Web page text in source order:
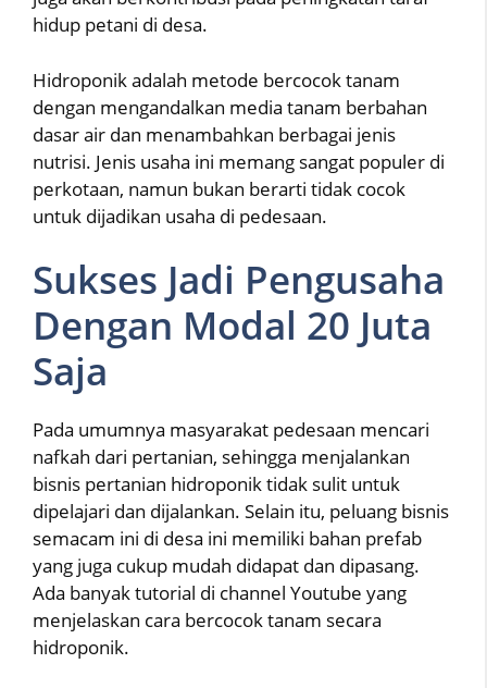
hidup petani di desa.
Hidroponik adalah metode bercocok tanam
dengan mengandalkan media tanam berbahan
dasar air dan menambahkan berbagai jenis
nutrisi. Jenis usaha ini memang sangat populer di
perkotaan, namun bukan berarti tidak cocok
untuk dijadikan usaha di pedesaan.
Sukses Jadi Pengusaha
Dengan Modal 20 Juta
Saja
Pada umumnya masyarakat pedesaan mencari
nafkah dari pertanian, sehingga menjalankan
bisnis pertanian hidroponik tidak sulit untuk
dipelajari dan dijalankan. Selain itu, peluang bisnis
semacam ini di desa ini memiliki bahan prefab
yang juga cukup mudah didapat dan dipasang.
Ada banyak tutorial di channel Youtube yang
menjelaskan cara bercocok tanam secara
hidroponik.